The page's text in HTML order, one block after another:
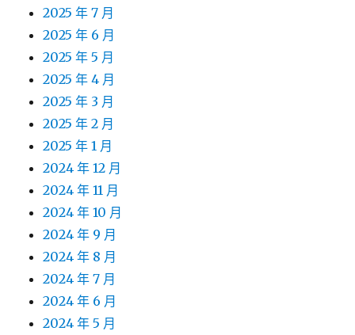
2025 年 7 月
2025 年 6 月
2025 年 5 月
2025 年 4 月
2025 年 3 月
2025 年 2 月
2025 年 1 月
2024 年 12 月
2024 年 11 月
2024 年 10 月
2024 年 9 月
2024 年 8 月
2024 年 7 月
2024 年 6 月
2024 年 5 月